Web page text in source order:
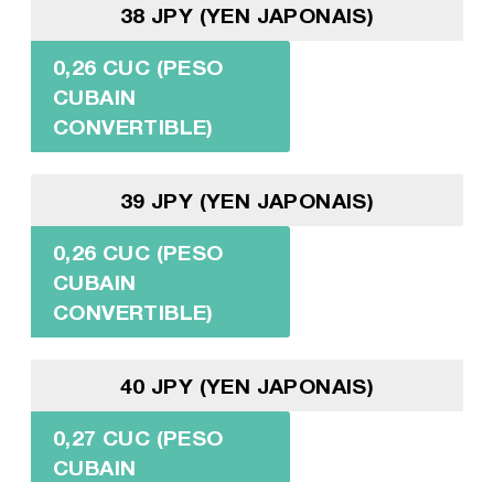
38 JPY (YEN JAPONAIS)
0,26 CUC (PESO
CUBAIN
CONVERTIBLE)
39 JPY (YEN JAPONAIS)
0,26 CUC (PESO
CUBAIN
CONVERTIBLE)
40 JPY (YEN JAPONAIS)
0,27 CUC (PESO
CUBAIN